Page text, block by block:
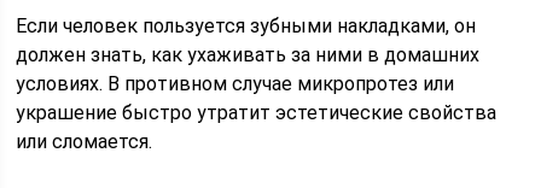
Если человек пользуется зубными накладками, он
должен знать, как ухаживать за ними в домашних
условиях. В противном случае микропротез или
украшение быстро утратит эстетические свойства
или сломается.